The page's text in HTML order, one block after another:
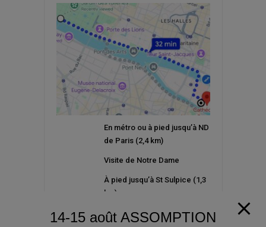
En métro ou à pied jusqu’à ND
de Paris (2,4 km)
Visite de Notre Dame
À pied jusqu’à St Sulpice (1,3
km)
14-15 août ASSOMPTION